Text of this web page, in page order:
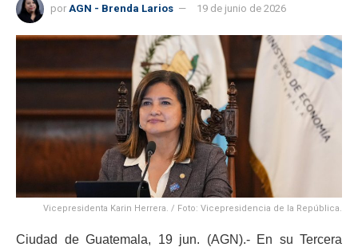
por AGN - Brenda Larios 19 de junio de 2026
Vicepresidenta Karin Herrera. / Foto: Vicepresidencia de la República.
Ciudad de Guatemala, 19 jun. (AGN).- En su Tercera